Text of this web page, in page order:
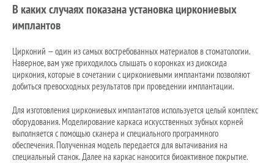
В каких случаях показана установка циркониевых
имплантов
Цирконий — один из самых востребованных материалов в стоматологии.
Наверное, вам уже приходилось слышать о коронках из диоксида
циркония, которые в сочетании с циркониевыми имплантами позволяют
добиться превосходных результатов при проведении имплантации.
Для изготовления циркониевых имплантатов используется целый комплекс
оборудования. Моделирование каркаса искусственных зубных корней
выполняется с помощью сканера и специального программного
обеспечения. Полученная модель передается для вытачивания на
специальный станок. Далее на каркас наносится биоактивное покрытие.